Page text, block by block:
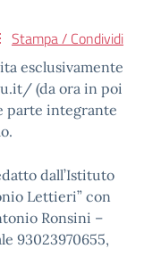
Stampa / Condividi
esclusivamente
(da ora in poi
parte integrante
dall’Istituto
Lettieri” con
Ronsini –
93023970655,